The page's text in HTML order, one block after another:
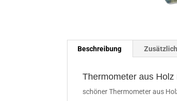
Beschreibung
Thermometer aus
schöner Thermometer aus